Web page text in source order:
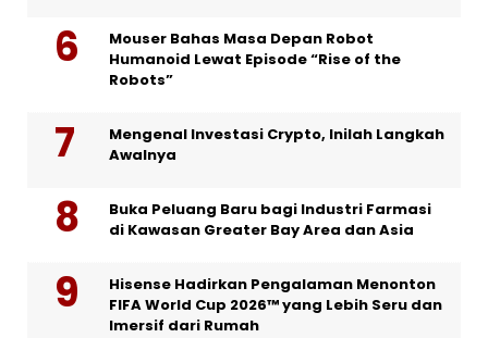
Mouser Bahas Masa Depan Robot
Humanoid Lewat Episode “Rise of the
Robots”
Mengenal Investasi Crypto, Inilah Langkah
Awalnya
Buka Peluang Baru bagi Industri Farmasi
di Kawasan Greater Bay Area dan Asia
Hisense Hadirkan Pengalaman Menonton
FIFA World Cup 2026™ yang Lebih Seru dan
Imersif dari Rumah